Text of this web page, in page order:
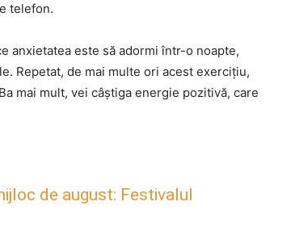
telefon.
anxietatea este să adormi într-o noapte,
Repetat, de mai multe ori acest exercițiu,
mai mult, vei câștiga energie pozitivă, care
de august: Festivalul